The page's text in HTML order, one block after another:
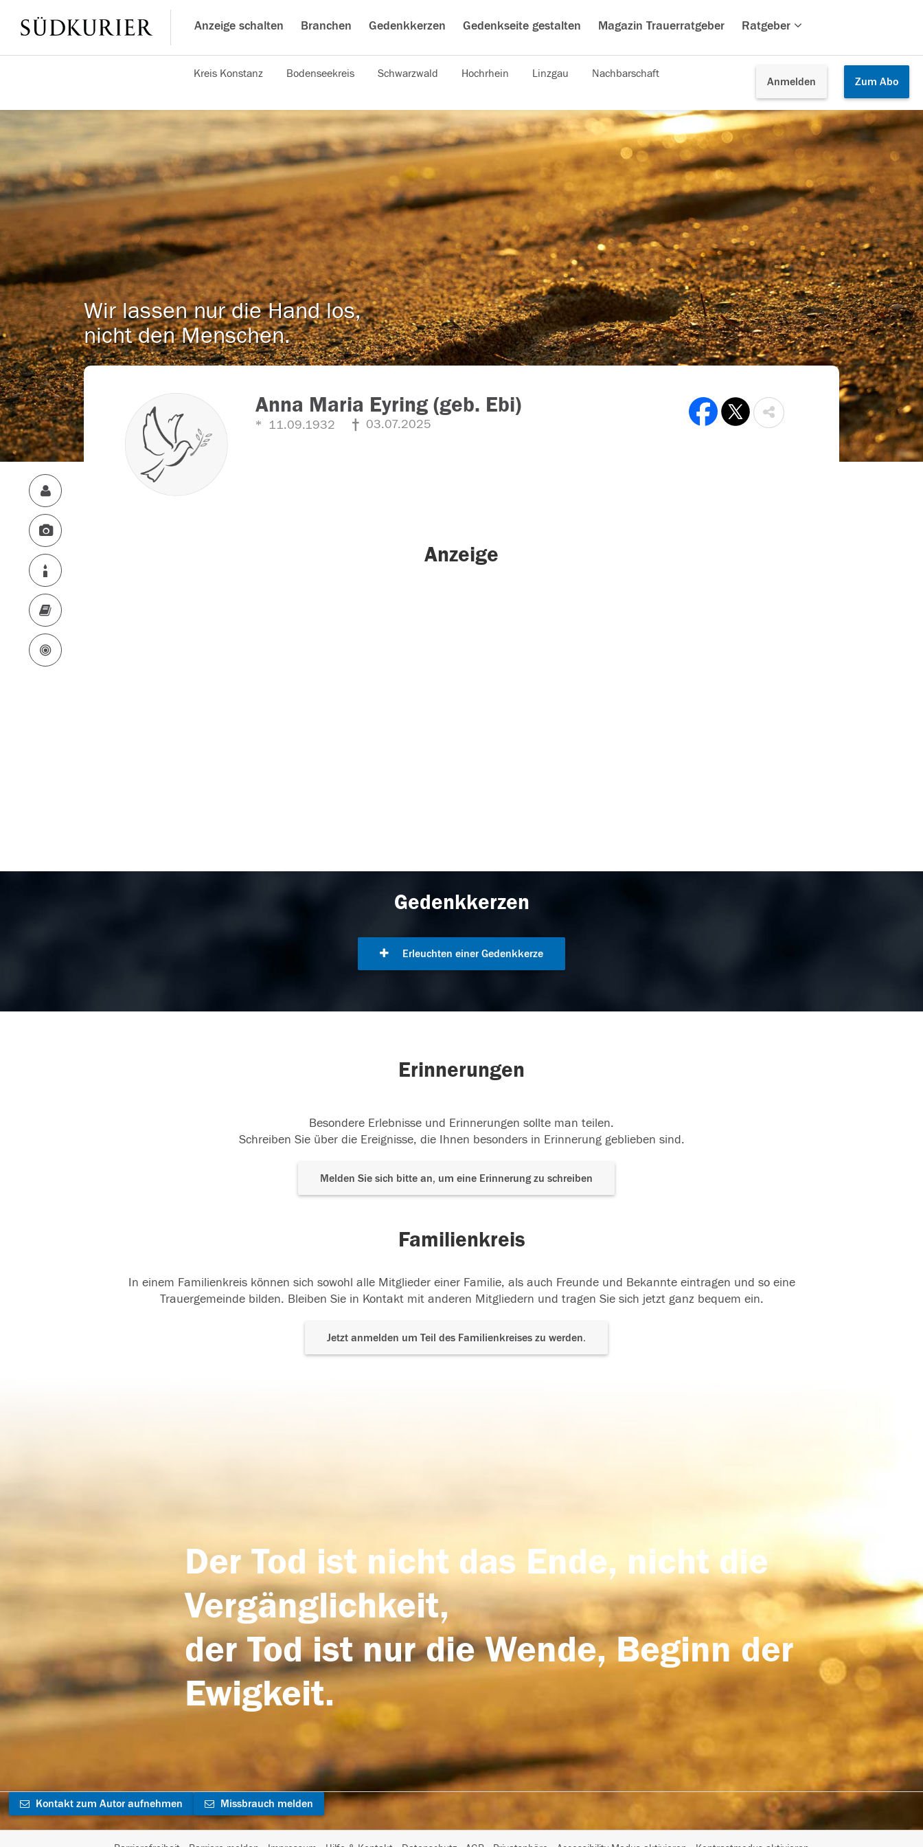
Anzeige schalten Branchen Gedenkkerzen Gedenkseite gestalten Magazin Trauerratgeber Ratgeber
Anmelden Zum Abo
Kreis Konstanz Bodenseekreis Schwarzwald Hochrhein Linzgau Nachbarschaft
Wir lassen nur die Hand los,
nicht den Menschen.
Anna Maria Eyring (geb. Ebi)
11.09.1932 03.07.2025
Anzeige
Gedenkkerzen
Erleuchten einer Gedenkkerze
Erinnerungen
Besondere Erlebnisse und Erinnerungen sollte man teilen.
Schreiben Sie über die Ereignisse, die Ihnen besonders in Erinnerung geblieben sind.
Melden Sie sich bitte an, um eine Erinnerung zu schreiben
Familienkreis
In einem Familienkreis können sich sowohl alle Mitglieder einer Familie, als auch Freunde und Bekannte eintragen und so eine
Trauergemeinde bilden. Bleiben Sie in Kontakt mit anderen Mitgliedern und tragen Sie sich jetzt ganz bequem ein.
Jetzt anmelden um Teil des Familienkreises zu werden.
Der Tod ist nicht das Ende, nicht die
Vergänglichkeit,
der Tod ist nur die Wende, Beginn der
Ewigkeit.
Kontakt zum Autor aufnehmen Missbrauch melden